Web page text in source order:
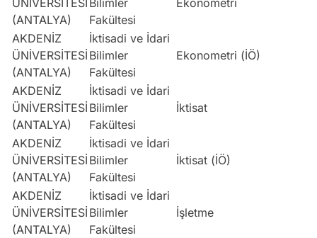
(ANTALYA)
Fakültesi
AKDENİZ
ÜNİVERSİTESİ
(ANTALYA)
İktisadi ve İdari
Bilimler
Fakültesi
Ekonometri (İÖ)
AKDENİZ
ÜNİVERSİTESİ
(ANTALYA)
İktisadi ve İdari
Bilimler
Fakültesi
İktisat
AKDENİZ
ÜNİVERSİTESİ
(ANTALYA)
İktisadi ve İdari
Bilimler
Fakültesi
İktisat (İÖ)
AKDENİZ
ÜNİVERSİTESİ
(ANTALYA)
İktisadi ve İdari
Bilimler
Fakültesi
İşletme